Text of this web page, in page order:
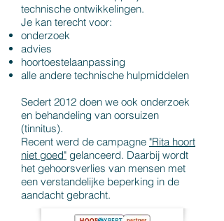
technische ontwikkelingen.
Je kan terecht voor:
onderzoek
advies
hoortoestelaanpassing
alle andere technische hulpmiddelen
Sedert 2012 doen we ook onderzoek
en behandeling van oorsuizen
(tinnitus).
Recent werd de campagne "Rita hoort
niet goed" gelanceerd. Daarbij wordt
het gehoorsverlies van mensen met
een verstandelijke beperking in de
aandacht gebracht.